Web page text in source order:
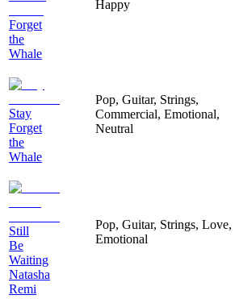
Forget
the
Whale
Happy
Stay
Forget
the
Whale
Pop, Guitar, Strings,
Commercial, Emotional,
Neutral
Still
Be
Waiting
Natasha
Remi
Pop, Guitar, Strings, Love,
Emotional